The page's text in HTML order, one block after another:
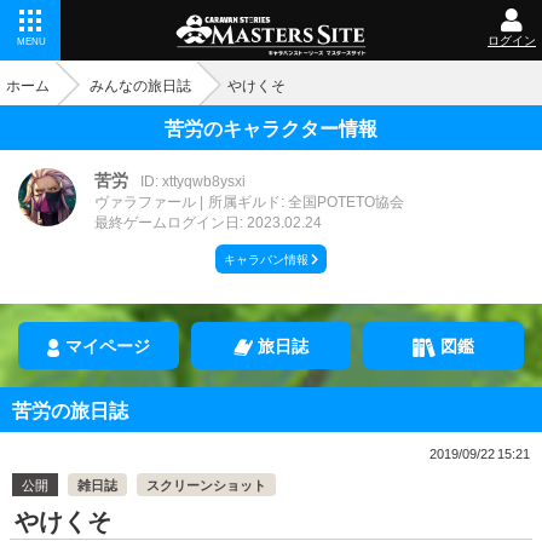
MENU ログイン
ホーム みんなの旅日誌 やけくそ
苦労のキャラクター情報
苦労
ID: xttyqwb8ysxi
ヴァラファール
所属ギルド: 全国POTETO協会
最終ゲームログイン日: 2023.02.24
キャラバン情報
マイページ 旅日誌 図鑑
苦労の旅日誌
2019/09/22 15:21
公開
雑日誌 スクリーンショット
やけくそ